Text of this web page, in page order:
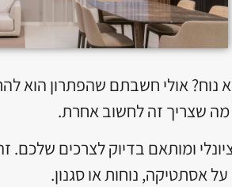
אולי חשבתם שהפתרון הוא
שצריך זה לחשוב אחרת.
ומותאם בדיוק לצרכים שלכם.
אסתטיקה, נוחות או סגנון.